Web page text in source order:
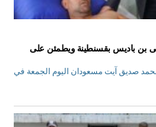
بن باديس بقسنطينة ويطمئن على
محمد صديق آيت مسعودان اليوم الجمعة في